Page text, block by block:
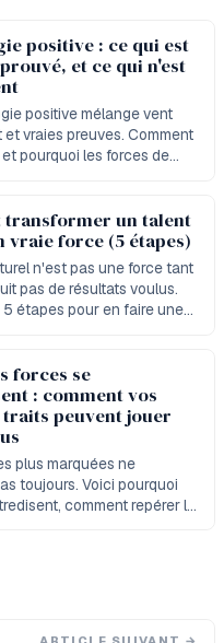
positive : ce qui est
et ce qui n'est
positive mélange vent
vraies preuves. Comment
pourquoi les forces de
transformer un talent
vraie force (5 étapes)
n'est pas une force tant
pas de résultats voulus.
étapes pour en faire une
forces se
: comment vos
peuvent jouer
plus marquées ne
toujours. Voici pourquoi
comment repérer le